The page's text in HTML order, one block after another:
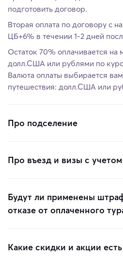
подготовить договор.
Вторая оплата по договору с
ЦБ+6% в течении 1-2 дней
Остаток 70% оплачивается на
долл.США или рублями по
Валюта оплаты выбирается
путешествия: долл.США или
Про подселение
Про въезд и визы с
Будут ли применены
отказе от оплаченного
Какие скидки и акции есть